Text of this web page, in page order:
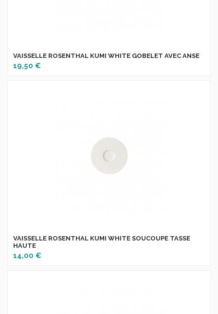
VAISSELLE ROSENTHAL KUMI WHITE GOBELET AVEC ANSE
19,50 €
VAISSELLE ROSENTHAL KUMI WHITE SOUCOUPE TASSE
HAUTE
14,00 €